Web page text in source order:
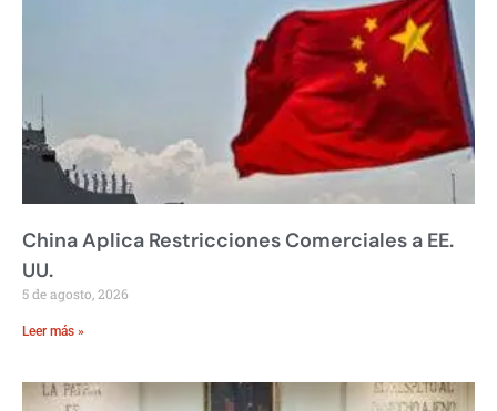
China Aplica Restricciones Comerciales a EE.
UU.
5 de agosto, 2026
Leer más »